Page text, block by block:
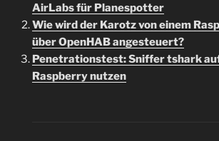
AirLabs für Planespotter
Wie wird der Karotz von einem
über OpenHAB angesteuert?
Penetrationstest: Sniffer tshark
Raspberry nutzen